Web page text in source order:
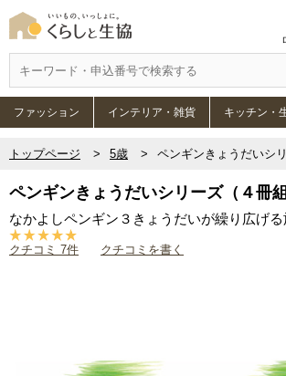
ファッション インテリア・雑貨 キッチン・
トップページ 5歳 ペンギンきょうだいシ
ペンギンきょうだいシリーズ（４冊組
なかよしペンギン３きょうだいが繰り広げる
クチコミ 7件 クチコミを書く